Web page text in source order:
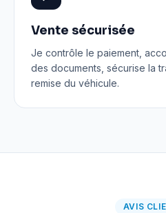
Vente sécurisée
Je contrôle le paiement,
des documents, sécurise la
remise du véhicule.
AVIS